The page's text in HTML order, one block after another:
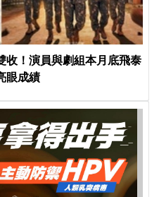
收！演員與劇組本月底飛泰
眼成績